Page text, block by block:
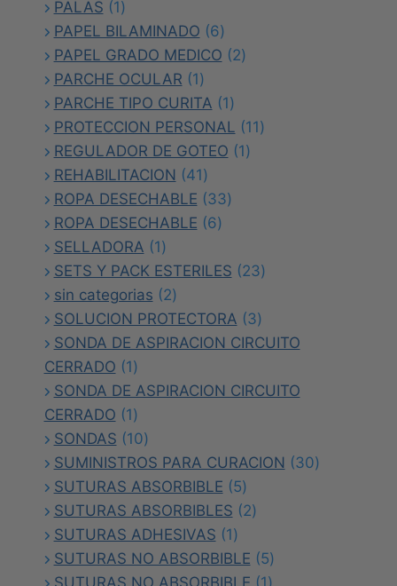
PALAS 11
producto
PAPEL BILAMINADO 66
productos
PAPEL GRADO MEDICO 22
PARCHE OCULAR 11
producto
PARCHE TIPO CURITA 11
producto
PROTECCION PERSONAL 1111
REGULADOR DE GOTEO 11
REHABILITACION 4141
productos
ROPA DESECHABLE 3333
ROPA DESECHABLE 66
SELLADORA 11
producto
SETS Y PACK ESTERILES 2323
sin categorias 22
productos
SOLUCION PROTECTORA 33
productos
SONDA DE ASPIRACION CIRCUITO
CERRADO
11
producto
SONDA DE ASPIRACION CIRCUITO
CERRADO
11
producto
SONDAS 1010
productos
SUMINISTROS PARA CURACION 3030
SUTURAS ABSORBIBLE 55
productos
SUTURAS ABSORBIBLES 22
SUTURAS ADHESIVAS 11
producto
SUTURAS NO ABSORBIBLE 55
productos
1